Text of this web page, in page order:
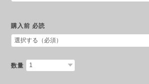
購入前 必読
数量